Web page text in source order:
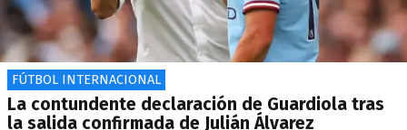
FÚTBOL INTERNACIONAL
La contundente declaración de Guardiola tras
la salida confirmada de Julián Álvarez